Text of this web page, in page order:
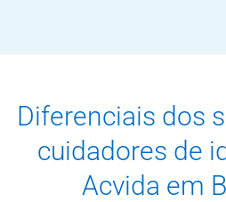
Diferenciais dos
cuidadores de
Acvida em